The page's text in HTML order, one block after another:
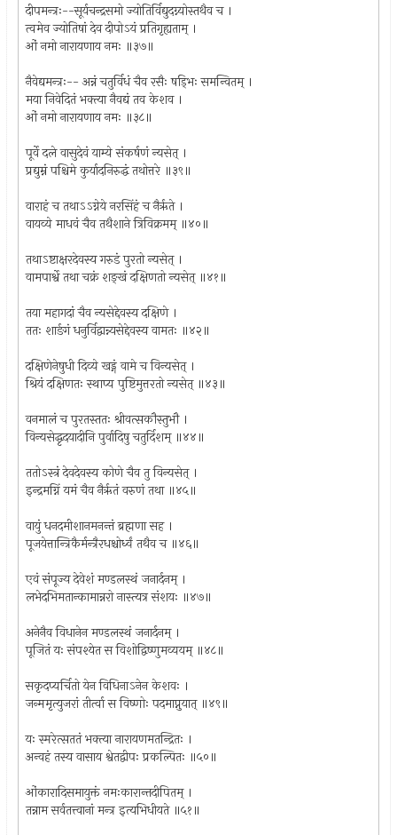
दीपमन्त्रः--सूर्यचन्द्रसमो ज्योतिर्विद्युदग्न्योस्तथैव च ।
त्वमेव ज्योतिषां देव दीपोऽयं प्रतिगृह्यताम् ।
ओं नमो नारायणाय नमः ॥३७॥
नैवेद्यमन्त्रः-- अन्नं चतुर्विधं चैव रसैः षड्भिः समन्वितम् ।
मया निवेदितं भक्त्या नैवद्यं तव केशव ।
ओं नमो नारायणाय नमः ॥३८॥
पूर्वे दले वासुदेवं याम्ये संकर्षणं न्यसेत् ।
प्रद्युम्नं पश्चिमे कुर्यादनिरुद्धं तथोत्तरे ॥३९॥
वाराहं च तथाऽऽग्नेये नरसिंहं च नैर्ऋते ।
वायव्ये माधवं चैव तथैशाने त्रिविक्रमम् ॥४०॥
तथाऽष्टाक्षरदेवस्य गरुडं पुरतो न्यसेत् ।
वामपार्श्वे तथा चक्रं शङ्खं दक्षिणतो न्यसेत् ॥४१॥
तया महागदां चैव न्यसेद्देवस्य दक्षिणे ।
ततः शार्ङगं धनुर्विद्वान्न्यसेद्देवस्य वामतः ॥४२॥
दक्षिणेनेषुधी दिव्ये खड्गं वामे च विन्यसेत् ।
श्रियं दक्षिणतः स्थाप्य पुष्टिमुत्तरतो न्यसेत् ॥४३॥
वनमालं च पुरतस्ततः श्रीवत्सकौस्तुभौ ।
विन्यसेद्धृदयादीनि पुर्वादिषु चतुर्दिशम् ॥४४॥
ततोऽस्त्रं देवदेवस्य कोणे चैव तु विन्यसेत् ।
इन्द्रमग्निं यमं चैव नैर्ऋतं वरुणं तथा ॥४५॥
वायुं धनदमीशानमनन्तं ब्रह्मणा सह ।
पूजयेत्तान्त्रिकैर्मन्त्रैरधश्चोर्ध्वं तथैव च ॥४६॥
एवं संपूज्य देवेशं मण्डलस्थं जनार्दनम् ।
लभेदभिमतान्कामान्नरो नास्त्यत्र संशयः ॥४७॥
अनेनैव विधानेन मण्डलस्थं जनार्दनम् ।
पूजितं यः संपश्येत स विशोद्विष्णुमव्ययम् ॥४८॥
सकृदप्यर्चितो येन विधिनाऽनेन केशवः ।
जन्ममृत्युजरां तीर्त्वा स विष्णोः पदमाप्नुयात् ॥४९॥
यः स्मरेत्सततं भक्त्या नारायणमतन्द्रितः ।
अन्वहं तस्य वासाय श्वेतद्वीपः प्रकल्पितः ॥५०॥
ओंकारादिसमायुक्तं नमःकारान्तदीपितम् ।
तन्नाम सर्वतत्त्वानां मन्त्र इत्यभिधीयते ॥५१॥